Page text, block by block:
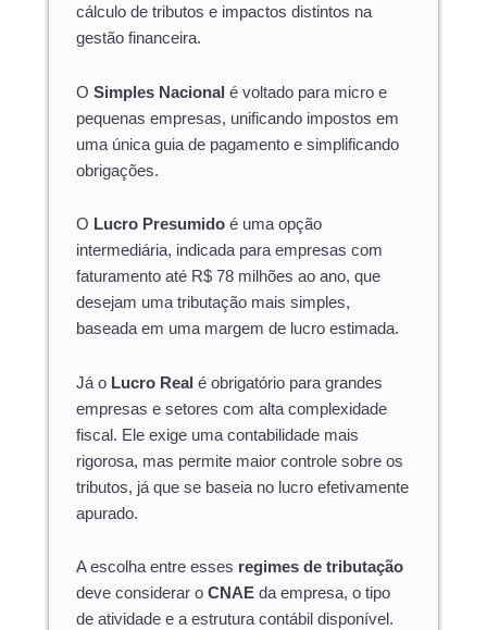
cálculo de tributos e impactos distintos na
gestão financeira.
O Simples Nacional é voltado para micro e
pequenas empresas, unificando impostos em
uma única guia de pagamento e simplificando
obrigações.
O Lucro Presumido é uma opção
intermediária, indicada para empresas com
faturamento até R$ 78 milhões ao ano, que
desejam uma tributação mais simples,
baseada em uma margem de lucro estimada.
Já o Lucro Real é obrigatório para grandes
empresas e setores com alta complexidade
fiscal. Ele exige uma contabilidade mais
rigorosa, mas permite maior controle sobre os
tributos, já que se baseia no lucro efetivamente
apurado.
A escolha entre esses regimes de tributação
deve considerar o CNAE da empresa, o tipo
de atividade e a estrutura contábil disponível.